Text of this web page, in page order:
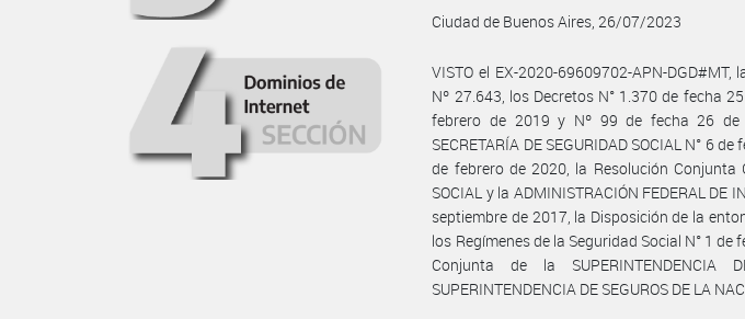
Ciudad de Buenos Aires, 26/07/2023
VISTO el EX-2020-69609702-APN-DGD#MT,
Nº 27.643, los Decretos N° 1.370 de fecha
febrero de 2019 y Nº 99 de fecha 26 de
SECRETARÍA DE SEGURIDAD SOCIAL N° 6
de febrero de 2020, la Resolución Conjunta
SOCIAL y la ADMINISTRACIÓN FEDERAL DE
septiembre de 2017, la Disposición de la
los Regímenes de la Seguridad Social N° 1
Conjunta de la
SUPERINTENDENCIA DE SEGUROS DE LA